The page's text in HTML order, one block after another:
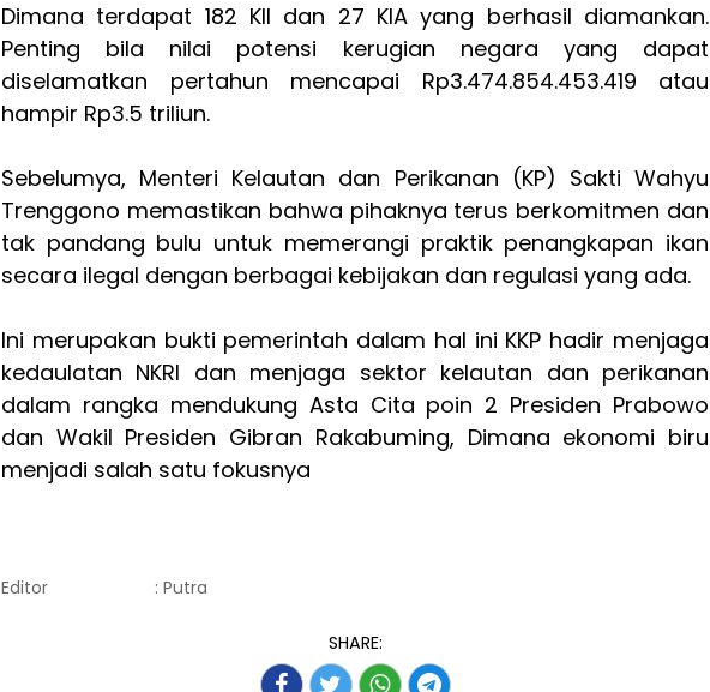
Dimana terdapat 182 KIl dan 27 KIA yang berhasil diamankan.
Penting bila nilai potensi kerugian negara yang dapat
diselamatkan pertahun mencapai Rp3.474.854.453.419 atau
hampir Rp3.5 triliun.
Sebelumya, Menteri Kelautan dan Perikanan (KP) Sakti Wahyu
Trenggono memastikan bahwa pihaknya terus berkomitmen dan
tak pandang bulu untuk memerangi praktik penangkapan ikan
secara ilegal dengan berbagai kebijakan dan regulasi yang ada.
Ini merupakan bukti pemerintah dalam hal ini KKP hadir menjaga
kedaulatan NKRI dan menjaga sektor kelautan dan perikanan
dalam rangka mendukung Asta Cita poin 2 Presiden Prabowo
dan Wakil Presiden Gibran Rakabuming, Dimana ekonomi biru
menjadi salah satu fokusnya
Editor : Putra
SHARE: